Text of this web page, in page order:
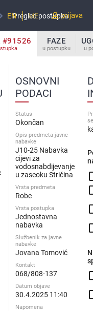
Pregled postupka
EN ME prijava
#91526 FAZE
u postupku u
OSNOVNI
PODACI
Status
Okončan
Opis predmeta javne
nabavke
J10-25 Nabavka
cijevi za
vodosnabdijevanje
u zaseoku Stričina
Vrsta predmeta
Robe
Vrsta postupka
Jednostavna
nabavka
Službenik za javne
nabavke
Jovana Tomović
Kontakt
068/808-137
Datum objave
30.4.2025 11:40
Napomena